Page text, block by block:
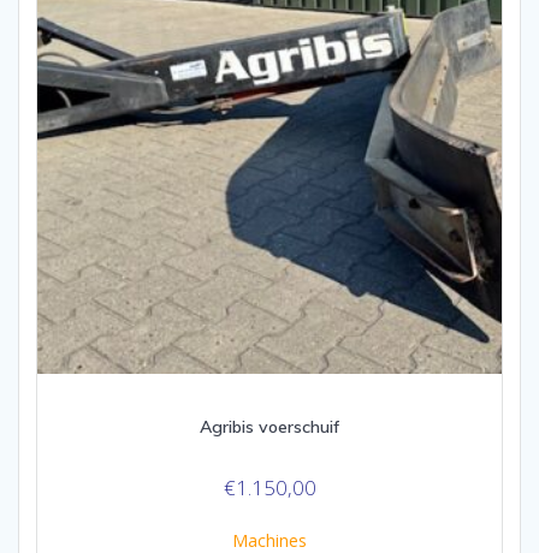
Agribis voerschuif
€1.150,00
Machines